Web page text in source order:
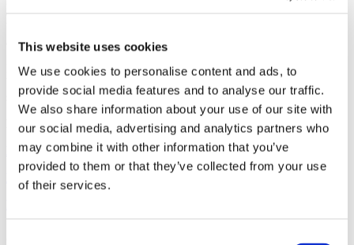
This website uses cookies
We use cookies to personalise content and ads, to
provide social media features and to analyse our traffic.
We also share information about your use of our site with
our social media, advertising and analytics partners who
may combine it with other information that you’ve
provided to them or that they’ve collected from your use
of their services.
de säkerställer att varje låt är noggrant utvald. Inga algoritmer här,
att din spellista ska sticka ut från mängden.
Indie Shuffle erbjuder också en gratis, lättanvänd app där du kan
bygga dina egna spellistor från deras urval eller dyka in i
specialgjorda.
Här är några av våra favoriter:
Lounge / Trip-hop: Avslappnade, soldränkta vibbar på din terrass
Djup värme
En mjuk, själfull mix för att skapa stämning